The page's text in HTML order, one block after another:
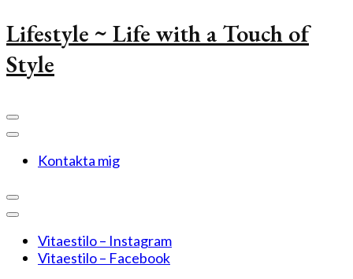
Lifestyle ~ Life with a Touch of
Style
Kontakta mig
Vitaestilo – Instagram
Vitaestilo – Facebook